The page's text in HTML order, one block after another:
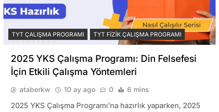
TYT ÇALIŞMA PROGRAMI TYT FIZIK ÇALIŞMA PROGRAMI
2025 YKS Çalışma Programı: Din Felsefesi
İçin Etkili Çalışma Yöntemleri
ataberkw 10 ay ago 0 6 mins
2025 YKS Çalışma Programı’na hazırlık yaparken, 2025